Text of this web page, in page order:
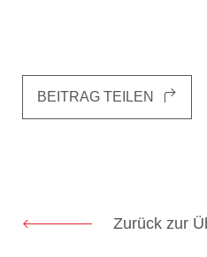
BEITRAG TEILEN
Zurück zur